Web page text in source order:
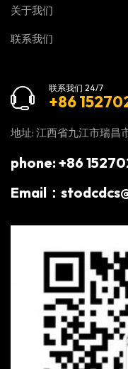
关于我们
联系我们
联系我们 24/7
+86
地址: 江西省九江市瑞昌
phone: +86
Email：